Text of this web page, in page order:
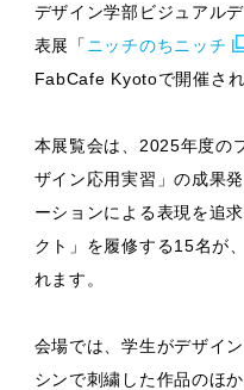
デザイン学部ビジュアル
表展「 ニッチのちニッチ
FabCafe Kyotoで開催され
本展覧会は、2025年度の
ザイン応用実習」の成果
ーションによる表現を追
クト」を履修する15名が
れます。
会場では、学生がデザイ
シンで刺繍した作品のほ